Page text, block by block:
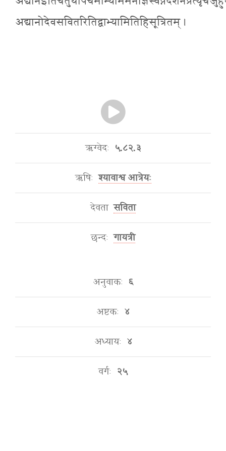
अद्यानोदेवसवितरितिद्वाभ्यामितिहिसूत्रितम् ।
ऋग्वेदः ५.८२.३
ऋषिः श्यावाश्व आत्रेयः
देवता सविता
छन्दः गायत्री
अनुवाकः ६
अष्टकः ४
अध्यायः ४
वर्गः २५